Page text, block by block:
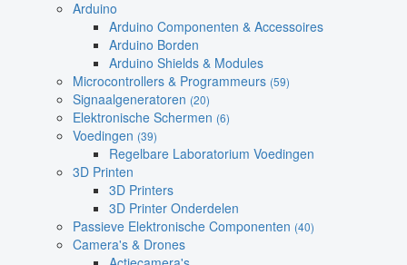
Arduino
Arduino Componenten & Accessoires
Arduino Borden
Arduino Shields & Modules
Microcontrollers & Programmeurs (59)
Signaalgeneratoren (20)
Elektronische Schermen (6)
Voedingen (39)
Regelbare Laboratorium Voedingen
3D Printen
3D Printers
3D Printer Onderdelen
Passieve Elektronische Componenten (40)
Camera's & Drones